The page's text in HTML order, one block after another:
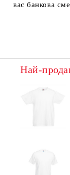
вас банкова
Най-